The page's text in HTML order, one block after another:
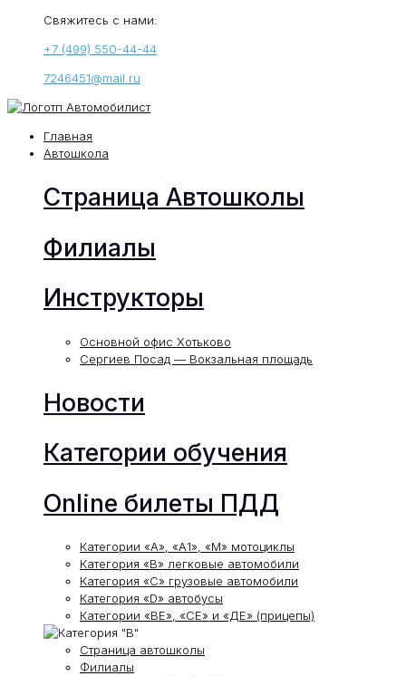
Свяжитесь с нами:
+7 (499) 550-44-44
7246451@mail.ru
Главная
Автошкола
Страница Автошколы
Филиалы
Инструкторы
Основной офис Хотьково
Сергиев Посад — Вокзальная площадь
Новости
Категории обучения
Online билеты ПДД
Категории «А», «А1», «М» мотоциклы
Категория «В» легковые автомобили
Категория «С» грузовые автомобили
Категория «D» автобусы
Категории «ВЕ», «СЕ» и «ДЕ» (прицепы)
Страница автошколы
Филиалы